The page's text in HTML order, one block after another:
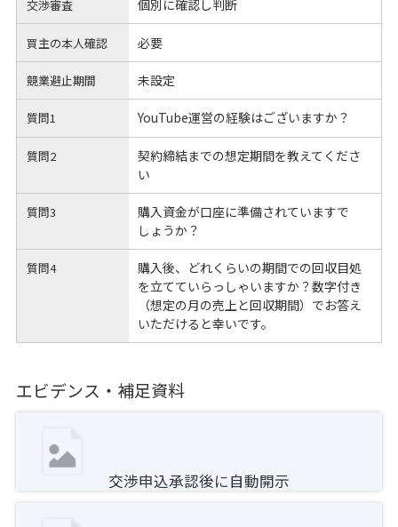
交渉審査 個別に確認し判断
買主の本人確認 必要
競業避止期間 未設定
質問1 YouTube運営の経験はございますか？
質問2
契約締結までの想定期間を教えてくださ
い
質問3
購入資金が口座に準備されていますで
しょうか？
質問4
購入後、どれくらいの期間での回収目処
を立てていらっしゃいますか？数字付き
（想定の月の売上と回収期間）でお答え
いただけると幸いです。
エビデンス・補足資料
交渉申込承認後に自動開示